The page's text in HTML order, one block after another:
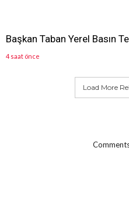
Başkan Taban Yerel Basın
4 saat önce
Load More